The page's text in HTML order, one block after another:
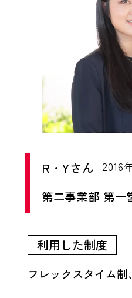
仕事に取り
イフバラン
いること、
工夫してい
い。
これは私に限ったこ
りに休暇取得ができ
気持ちよく業務に当
みを取らざるを得な
めて自分の体調不良
と、体調管理は気を
様をメインに営業と
注できた案件の構築
理(メンバー管理や工
をおこなっています
フラの構築を行う部
をおこなっていまし
プロジェクト管理を
R・Yさん 2016
第二事業部 第一
利用した制度
フレックスタイム